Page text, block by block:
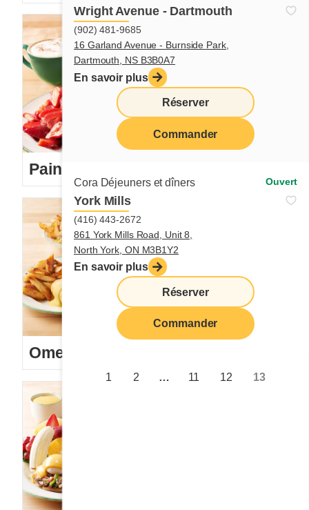
Wright Avenue - Dartmouth
(902) 481-9685
16 Garland Avenue - Burnside Park,
Dartmouth, NS B3B0A7
En savoir plus
Réserver
Commander
Cora Déjeuners et dîners Ouvert
York Mills
(416) 443-2672
861 York Mills Road, Unit 8,
North York, ON M3B1Y2
En savoir plus
Réserver
Commander
1 2 … 11 12 13
Pain doré
Omelettes et Crêpomelettes